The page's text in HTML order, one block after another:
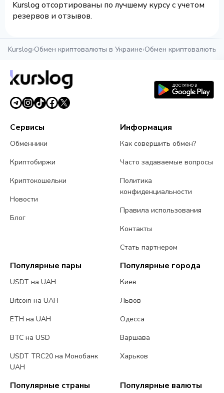
Kurslog отсортированы по лучшему курсу с учетом
резервов и отзывов.
Kurslog›Обмен криптовалюты в Украине›Обмен криптовалюты
Сервисы
Обменники
Криптобиржи
Криптокошельки
Новости
Блог
Информация
Как совершить обмен?
Часто задаваемые вопросы
Политика
конфиденциальности
Правила использования
Контакты
Стать партнером
Популярные пары
USDT на UAH
Bitcoin на UAH
ETH на UAH
BTC на USD
USDT TRC20 на Монобанк
UAH
Популярные города
Киев
Львов
Одесса
Варшава
Харьков
Популярные страны Популярные валюты